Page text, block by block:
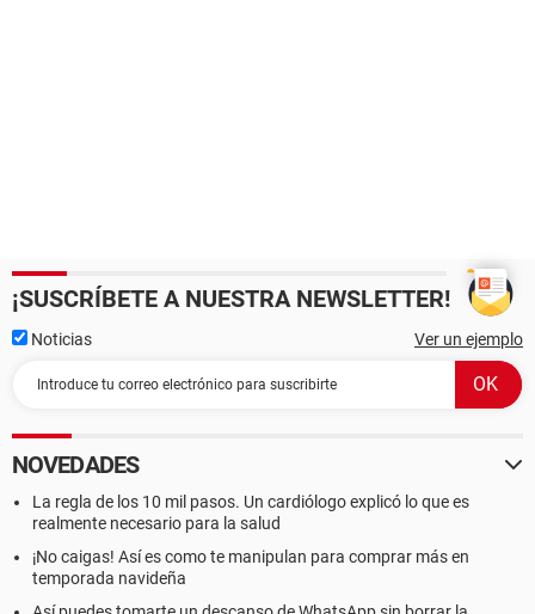
¡SUSCRÍBETE A NUESTRA NEWSLETTER!
Noticias Ver un ejemplo
NOVEDADES
La regla de los 10 mil pasos. Un cardiólogo explicó lo que es
realmente necesario para la salud
¡No caigas! Así es como te manipulan para comprar más en
temporada navideña